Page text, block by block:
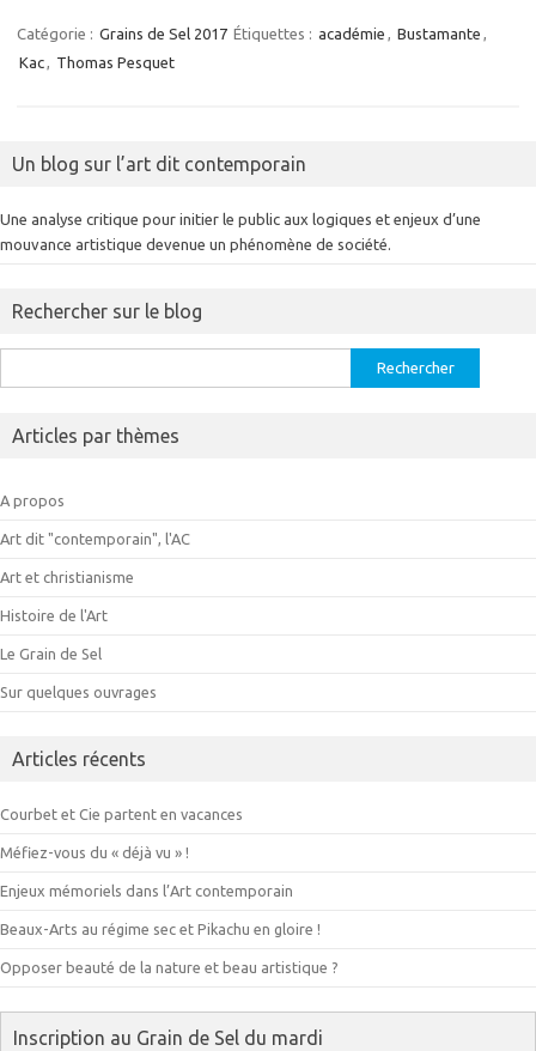
Catégorie : Grains de Sel 2017 Étiquettes : académie , Bustamante ,
Kac, Thomas Pesquet
Un blog sur l’art dit contemporain
Une analyse critique pour initier le public aux logiques et enjeux d’une
mouvance artistique devenue un phénomène de société.
Rechercher sur le blog
Articles par thèmes
A propos
Art dit "contemporain", l'AC
Art et christianisme
Histoire de l'Art
Le Grain de Sel
Sur quelques ouvrages
Articles récents
Courbet et Cie partent en vacances
Méfiez-vous du « déjà vu » !
Enjeux mémoriels dans l’Art contemporain
Beaux-Arts au régime sec et Pikachu en gloire !
Opposer beauté de la nature et beau artistique ?
Inscription au Grain de Sel du mardi